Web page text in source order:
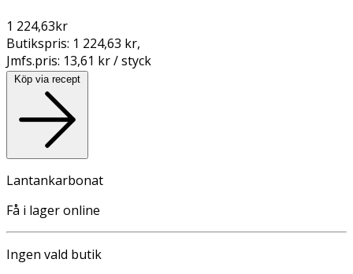
1 224,63kr
Butikspris: 1 224,63 kr,
Jmfs.pris: 13,61 kr / styck
Köp via recept
Lantankarbonat
Få i lager online
Ingen vald butik